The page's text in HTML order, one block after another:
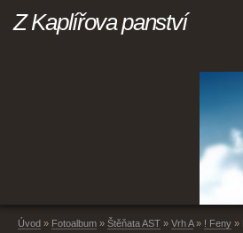
Z Kaplířova panství
Úvod » Fotoalbum » Štěňata AST » Vrh A» ! Feny »